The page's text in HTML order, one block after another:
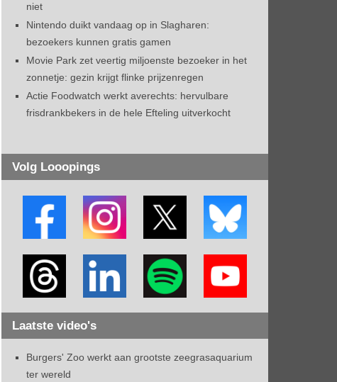
niet
Nintendo duikt vandaag op in Slagharen:
bezoekers kunnen gratis gamen
Movie Park zet veertig miljoenste bezoeker in het
zonnetje: gezin krijgt flinke prijzenregen
Actie Foodwatch werkt averechts: hervulbare
frisdrankbekers in de hele Efteling uitverkocht
Volg Looopings
Laatste video's
Burgers' Zoo werkt aan grootste zeegrasaquarium
ter wereld